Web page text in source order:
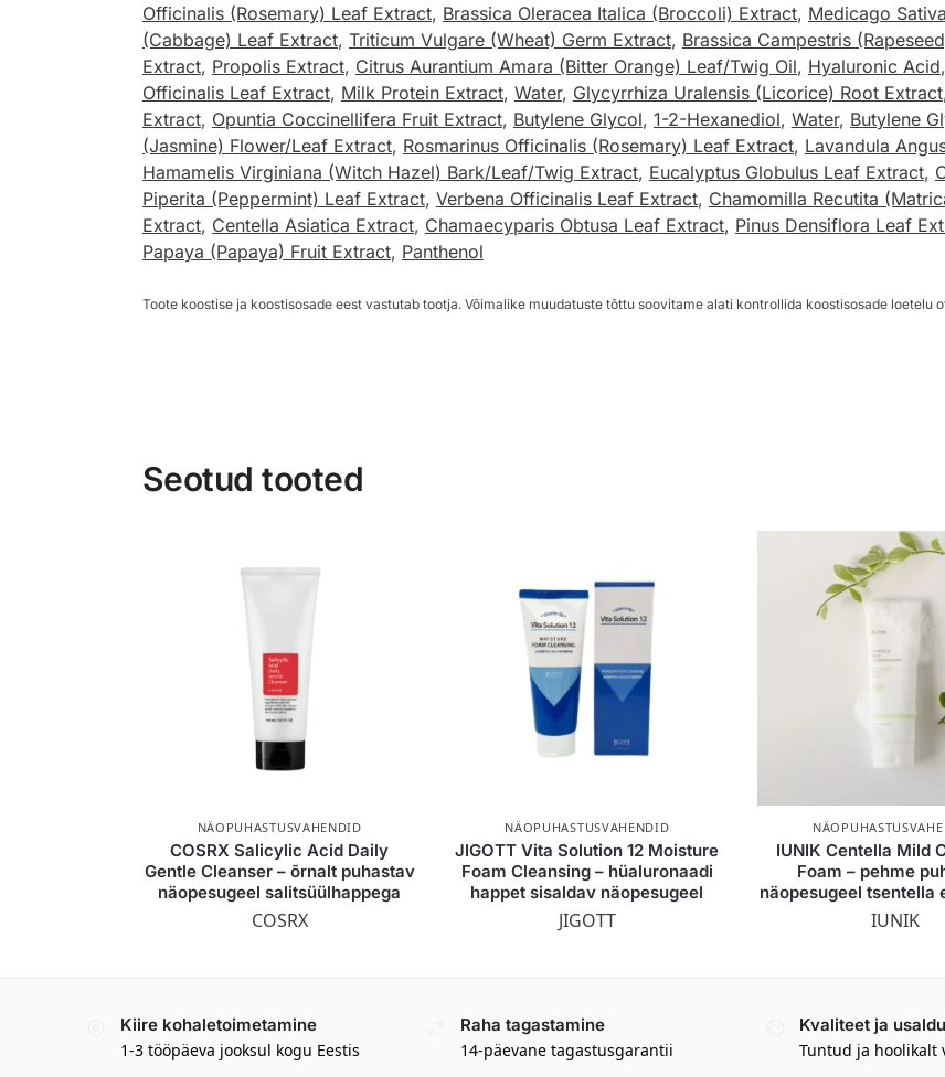
Officinalis (Rosemary) Leaf Extract, Brassica Oleracea Italica (Broccoli) Extract, Medicago
(Cabbage) Leaf Extract, Triticum Vulgare (Wheat) Germ Extract, Brassica Campestris
Extract, Propolis Extract, Citrus Aurantium Amara (Bitter Orange) Leaf/Twig Oil, Hyaluronic Acid,
Officinalis Leaf Extract, Milk Protein Extract, Water, Glycyrrhiza Uralensis (Licorice) Root Extract
Extract, Opuntia Coccinellifera Fruit Extract, Butylene Glycol, 1-2-Hexanediol, Water, Butylene
(Jasmine) Flower/Leaf Extract, Rosmarinus Officinalis (Rosemary) Leaf Extract, Lavandula
Hamamelis Virginiana (Witch Hazel) Bark/Leaf/Twig Extract, Eucalyptus Globulus Leaf Extract,
Piperita (Peppermint) Leaf Extract, Verbena Officinalis Leaf Extract, Chamomilla Recutita
Extract, Centella Asiatica Extract, Chamaecyparis Obtusa Leaf Extract, Pinus Densiflora Leaf
Papaya (Papaya) Fruit Extract, Panthenol
Toote koostise ja koostisosade eest vastutab tootja. Võimalike muudatuste tõttu soovitame alati kontrollida koostisosade loetelu
Seotud tooted
NÄOPUHASTUSVAHENDID
COSRX Salicylic Acid Daily
Gentle Cleanser – õrnalt puhastav
näopesugeel salitsüülhappega
COSRX
NÄOPUHASTUSVAHENDID
JIGOTT Vita Solution 12 Moisture
Foam Cleansing – hüaluronaadi
happet sisaldav näopesugeel
JIGOTT
IUNIK Centella Mild
Foam – pehme
näopesugeel tsentella
IUNIK
Kiire kohaletoimetamine
1-3 tööpäeva jooksul kogu Eestis
Raha tagastamine
14-päevane tagastusgarantii
Kvaliteet ja
Tuntud ja hoolikalt